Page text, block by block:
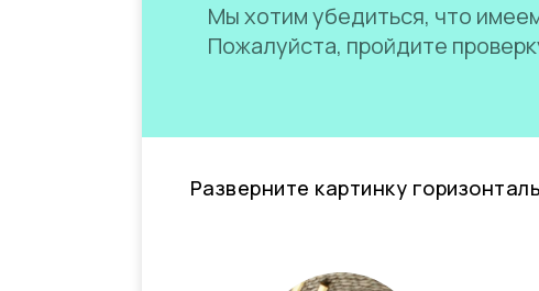
Мы хотим убедиться, что
Пожалуйста, пройдите
Разверните картинку